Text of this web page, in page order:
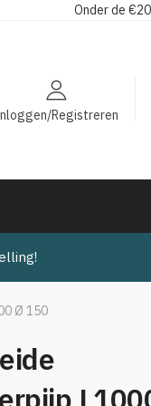
Onder de
Registreren
Ø 150